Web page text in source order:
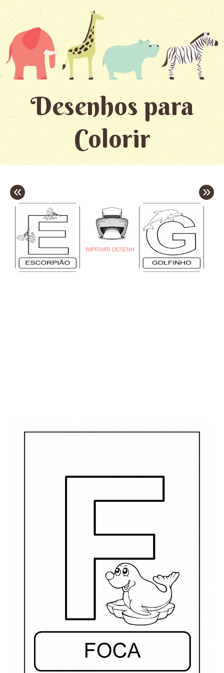
Desenhos para
Colorir
«
IMPRIMIR DESENHO
»